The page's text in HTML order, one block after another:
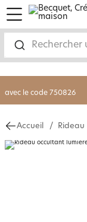
menu
-30% sur votre
livraison GRATUITE
avec le code 750826
Accueil